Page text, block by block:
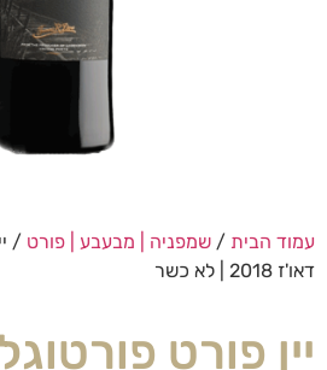
עמוד הבית / שמפניה | מבעבע | פורט
דאו'ז 2018 | לא כשר